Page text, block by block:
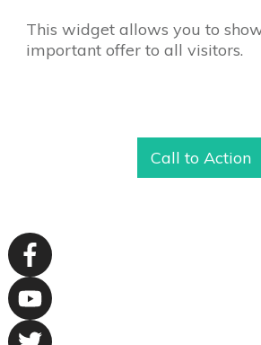
This widget allows you to
important offer to all visitors.
Call to Action